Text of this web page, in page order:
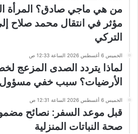
من هي ماجي صادق؟ المرأة
مؤثر في انتقال محمد صلاح
التركي
الخميس 6 أغسطس 2026 الساعة 12:33 ص
لماذا يتردد الصدى المزعج
الأرضيات؟ سبب خفي مسؤول
الخميس 6 أغسطس 2026 الساعة 12:31 ص
قبل موعد السفر: نصائح
صحة النباتات المنزلية